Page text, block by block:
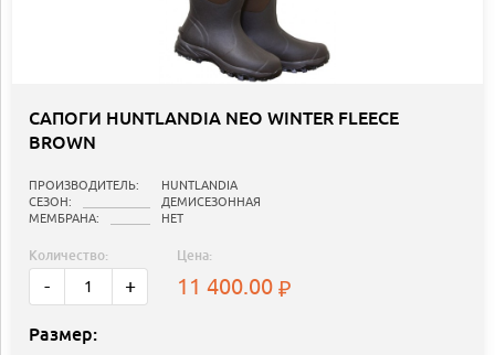
САПОГИ HUNTLANDIA NEO WINTER FLEECE
BROWN
ПРОИЗВОДИТЕЛЬ:
HUNTLANDIA
СЕЗОН:
ДЕМИСЕЗОННАЯ
МЕМБРАНА:
НЕТ
Количество:
- +
Цена:
11 400.00
Размер: